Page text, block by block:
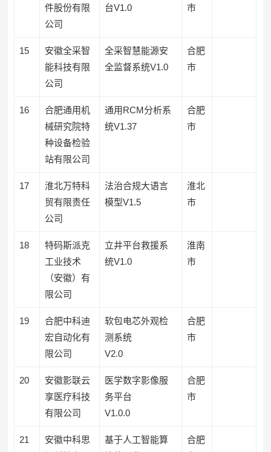
件股份有限
公司
台V1.0
市
15
安徽全采智
能科技有限
公司
全采智慧能源安
全监督系统V1.0
合肥
市
16
合肥通用机
械研究院特
种设备检验
站有限公司
通用RCM分析系
统V1.37
合肥
市
17
淮北万特科
贸有限责任
公司
法治合规大语言
模型V1.5
淮北
市
18
特码斯派克
工业技术
（安徽）有
限公司
立井平台救援系
统V1.0
淮南
市
19
合肥中科迪
宏自动化有
限公司
软包电芯外观检
测系统
V2.0
合肥
市
20
安徽影联云
享医疗科技
有限公司
医学数字影像服
务平台
V1.0.0
合肥
市
21
安徽中科思
基于人工智能算
合肥